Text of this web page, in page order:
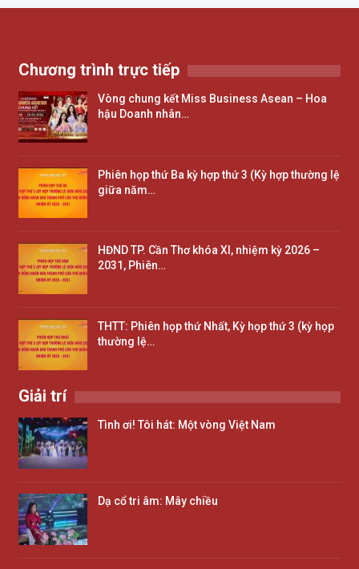
Chương trình trực tiếp
Vòng chung kết Miss Business Asean – Hoa
hậu Doanh nhân…
Phiên họp thứ Ba kỳ hợp thứ 3 (Kỳ hợp thường lệ
giữa năm…
HĐND TP. Cần Thơ khóa XI, nhiệm kỳ 2026 –
2031, Phiên…
THTT: Phiên họp thứ Nhất, Kỳ họp thứ 3 (kỳ họp
thường lệ…
Giải trí
Tình ơi! Tôi hát: Một vòng Việt Nam
Dạ cổ tri âm: Mây chiều